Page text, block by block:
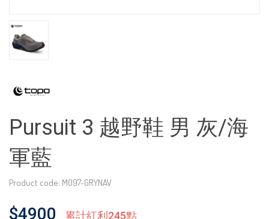
Pursuit 3 越野鞋 男 灰/海
軍藍
Product code: M097-GRYNAV
$4900 累計紅利245點